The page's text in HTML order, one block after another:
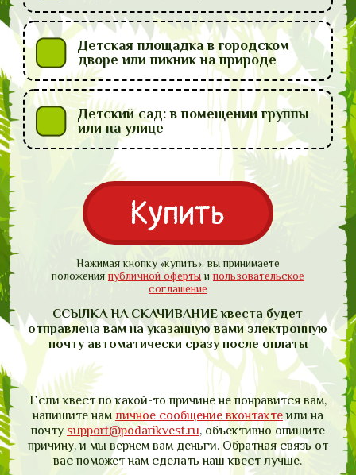
Детская площадка в городском
дворе или пикник на природе
Детский сад: в помещении группы
или на улице
Купить
Нажимая кнопку «купить», вы принимаете
положенияпубличной оферты ипользовательское
соглашение
ССЫЛКА НА СКАЧИВАНИЕ квеста будет
отправлена вамна указанную вами электронную
почту автоматически сразу после оплаты
Если квест по какой-то причине не понравится вам,
напишите намличное сообщение вконтактеили на
почту support@podarikvest.ru, объективно опишите
причину, и мы вернем вам деньги. Обратная связь от
вас поможет нам сделать наш квест лучше.